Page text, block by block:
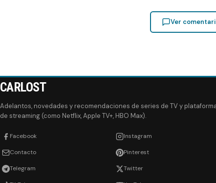
Ver
CARLOST
Adelantos, novedades y recomendaciones de series de TV y
de streaming (como Netflix, Apple TV+, HBO Max).
Facebook Instagram
Contacto Pinterest
Telegram Twitter